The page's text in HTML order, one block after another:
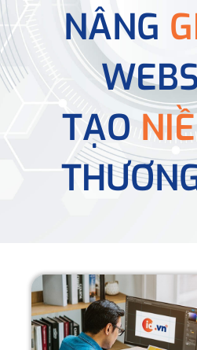
NÂNG
TẠO